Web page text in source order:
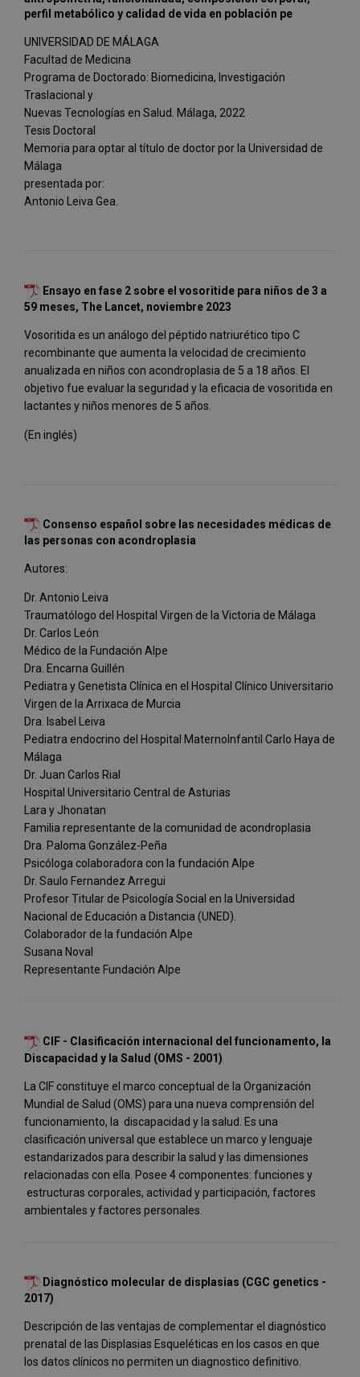
perfil metabólico y calidad de vida en población pe
UNIVERSIDAD DE MÁLAGA
Facultad de Medicina
Programa de Doctorado: Biomedicina, Investigación
Traslacional y
Nuevas Tecnologías en Salud. Málaga, 2022
Tesis Doctoral
Memoria para optar al título de doctor por la Universidad de
Málaga
presentada por:
Antonio Leiva Gea.
Ensayo en fase 2 sobre el vosoritide para niños de 3 a
59 meses, The Lancet, noviembre 2023
Vosoritida es un análogo del péptido natriurético tipo C
recombinante que aumenta la velocidad de crecimiento
anualizada en niños con acondroplasia de 5 a 18 años. El
objetivo fue evaluar la seguridad y la eficacia de vosoritida en
lactantes y niños menores de 5 años.
(En inglés)
Consenso español sobre las necesidades médicas de
las personas con acondroplasia
Autores:
Dr. Antonio Leiva
Traumatólogo del Hospital Virgen de la Victoria de Málaga
Dr. Carlos León
Médico de la Fundación Alpe
Dra. Encarna Guillén
Pediatra y Genetista Clínica en el Hospital Clínico Universitario
Virgen de la Arrixaca de Murcia
Dra. Isabel Leiva
Pediatra endocrino del Hospital MaternoInfantil Carlo Haya de
Málaga
Dr. Juan Carlos Rial
Hospital Universitario Central de Asturias
Lara y Jhonatan
Familia representante de la comunidad de acondroplasia
Dra. Paloma González-Peña
Psicóloga colaboradora con la fundación Alpe
Dr. Saulo Fernandez Arregui
Profesor Titular de Psicología Social en la Universidad
Nacional de Educación a Distancia (UNED).
Colaborador de la fundación Alpe
Susana Noval
Representante Fundación Alpe
CIF - Clasificación internacional del funcionamento, la
Discapacidad y la Salud (OMS - 2001)
La CIF constituye el marco conceptual de la Organización
Mundial de Salud (OMS) para una nueva comprensión del
funcionamiento, la discapacidad y la salud. Es una
clasificación universal que establece un marco y lenguaje
estandarizados para describir la salud y las dimensiones
relacionadas con ella. Posee 4 componentes: funciones y
estructuras corporales, actividad y participación, factores
ambientales y factores personales.
Diagnóstico molecular de displasias (CGC genetics -
2017)
Descripción de las ventajas de complementar el diagnóstico
prenatal de las Displasias Esqueléticas en los casos en que
los datos clínicos no permiten un diagnostico definitivo.